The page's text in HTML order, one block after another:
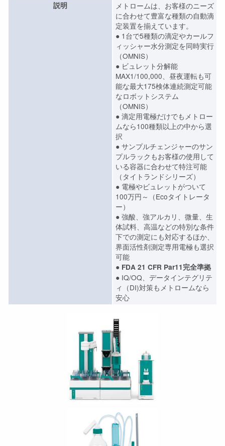
説明
メトロームは、お客様のニーズ
に合わせて豊富な種類の自動滴
定装置を揃えています。
● 1台で5種類の滴定やカールフ
ィッシャー水分測定を同時実行
（OMNIS）
● ビュレット分解能
MAX1/100,000、昼夜運転も可
能な最大175検体連続測定可能
なロボットシステム
（OMNIS）
● 滴定用電極だけでもメトロー
ムなら100種類以上の中から選
択
● サンプルチェンジャーのサン
プルラックもお客様の使用して
いる容器に合わせて特注可能
（タイトランドシリーズ）
● 電極やビュレットがついて
100万円～（Ecoタイトレータ
ー）
● 強酸、強アルカリ、微量、生
体試料、高温などの特別な条件
下での測定にも対応するほか、
界面活性剤測定専用電極も選択
可能
● FDA 21 CFR Par11完全準拠
● IQ/OQ、データインテグリテ
ィ（DI)対策もメトロームなら
安心